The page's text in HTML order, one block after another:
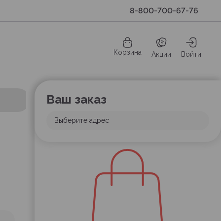
8-800-700-67-76
Корзина Акции Войти
Ваш заказ
Выберите адрес